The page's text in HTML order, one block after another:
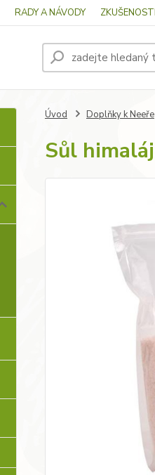
RADY A NÁVODY ZKUŠENOSTI
Úvod Doplňky k Neeře
Sůl